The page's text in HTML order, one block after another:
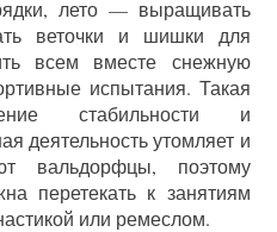
лето — выращивать
веточки и шишки для
всем вместе снежную
испытания. Такая
стабильности и
деятельность утомляет и
вальдорфцы, поэтому
перетекать к занятиям
или ремеслом.